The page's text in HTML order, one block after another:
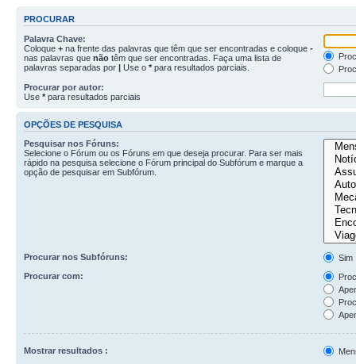
PROCURAR
Palavra Chave:
Coloque + na frente das palavras que têm que ser encontradas e coloque -
nas palavras que não têm que ser encontradas. Faça uma lista de
palavras separadas por | Use o * para resultados parciais.
Procurar por autor:
Use * para resultados parciais
OPÇÕES DE PESQUISA
Pesquisar nos Fóruns:
Selecione o Fórum ou os Fóruns em que deseja procurar. Para ser mais
rápido na pesquisa selecione o Fórum principal do Subfórum e marque a
opção de pesquisar em Subfórum.
Procurar nos Subfóruns:
Sim
Procurar com:
Mostrar resultados :